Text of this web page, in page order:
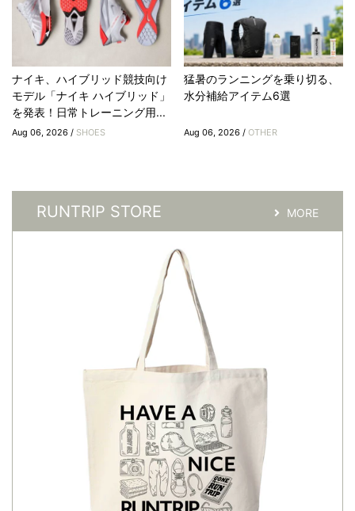
ナイキ、ハイブリッド競技向け
モデル「ナイキ ハイブリッド」
を発表！日常トレーニング用...
Aug 06, 2026 / SHOES
猛暑のランニングを乗り切る、
水分補給アイテム6選
Aug 06, 2026 / OTHER
RUNTRIP STORE MORE